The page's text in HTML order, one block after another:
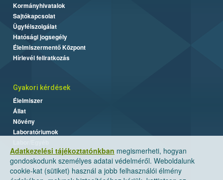
Adatkezelési tájékoztatónkban megismerheti, hogyan
gondoskodunk személyes adatai védelméről. Weboldalunk
cookie-kat (sütiket) használ a jobb felhasználói élmény
Kormányhivatalok
Sajtókapcsolat
Ügyfélszolgálat
Hatósági jogsegély
Élelmiszermentő Központ
Hírlevél feliratkozás
Gyakori kérdések
Élelmiszer
Állat
Növény
Laboratóriumok